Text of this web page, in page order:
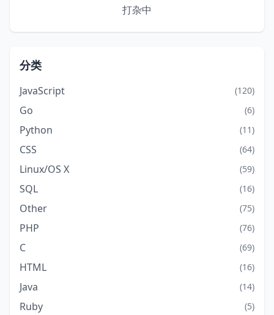
打杂中
分类
JavaScript (120)
Go (6)
Python (11)
CSS (64)
Linux/OS X (59)
SQL (16)
Other (75)
PHP (76)
C (69)
HTML (16)
Java (14)
Ruby (5)